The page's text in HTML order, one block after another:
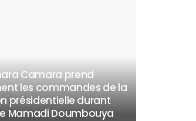
Camara prend
les commandes de la
présidentielle durant
Mamadi Doumbouya